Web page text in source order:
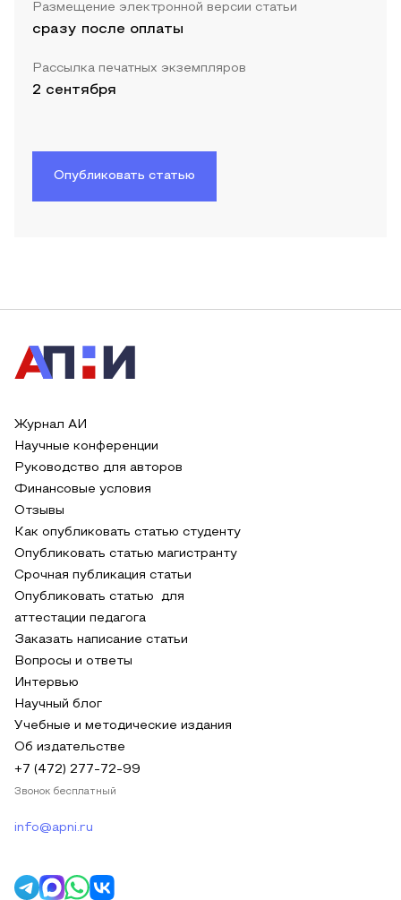
Размещение электронной версии статьи
сразу после оплаты
Рассылка печатных экземпляров
2 сентября
Опубликовать статью
Журнал АИ
Научные конференции
Руководство для авторов
Финансовые условия
Отзывы
Как опубликовать статью студенту
Опубликовать статью магистранту
Срочная публикация статьи
Опубликовать статью для
аттестации педагога
Заказать написание статьи
Вопросы и ответы
Интервью
Научный блог
Учебные и методические издания
Об издательстве
+7 (472) 277-72-99
Звонок бесплатный
info@apni.ru